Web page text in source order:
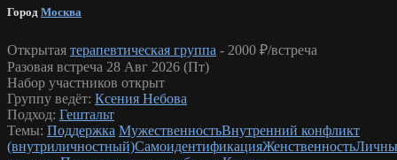
Город Москва
Открытая терапевтическая группа - 2000 ₽/встреча
Разовая встреча 28 Авг 2026 (Пт)
Набор участников открыт
Группу ведёт: Ксения Небова
Подход: Гештальт
Темы: Поддержка МужественностьВнутренний конфликт
(внутриличностный)СамоидентификацияЖенственность